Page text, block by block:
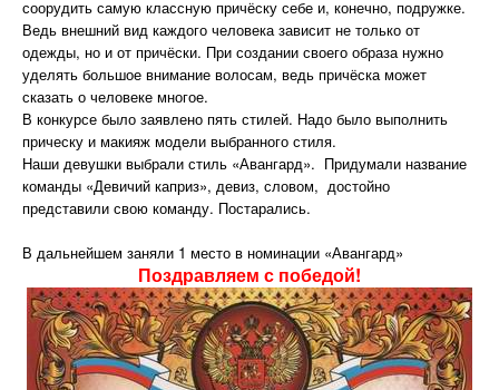
соорудить самую классную причёску себе и, конечно, подружке.
Ведь внешний вид каждого человека зависит не только от
одежды, но и от причёски. При создании своего образа нужно
уделять большое внимание волосам, ведь причёска может
сказать о человеке многое.
В конкурсе было заявлено пять стилей. Надо было выполнить
прическу и макияж модели выбранного стиля.
Наши девушки выбрали стиль «Авангард». Придумали название
команды «Девичий каприз», девиз, словом, достойно
представили свою команду. Постарались.
В дальнейшем заняли 1 место в номинации «Авангард»
Поздравляем с победой!